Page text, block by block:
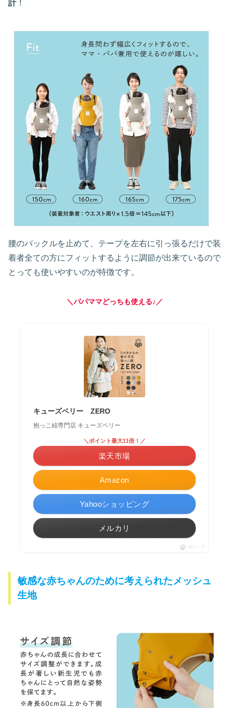
計！
腰のバックルを止めて、テープを左右に引っ張るだけで装
着者全ての方にフィットするように調節が出来ているので
とっても使いやすいのが特徴です。
＼パパママどっちも使える♪／
キューズベリー ZERO
抱っこ紐専門店 キューズベリー
Amazon
＼ポイント最大11倍！／
楽天市場
Yahooショッピング
メルカリ
ポチップ
敏感な赤ちゃんのために考えられたメッシュ
生地